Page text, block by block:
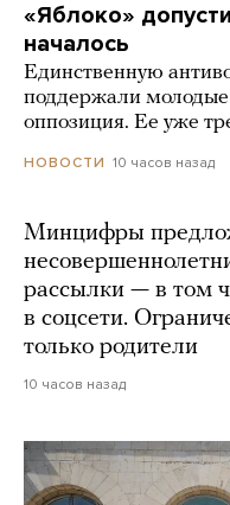
«Яблоко»
началось
Единственную
поддержали молодые
оппозиция. Ее уже
НОВОСТИ 10 часов назад
Минцифры
рассылки — в том
в соцсети.
только родители
10 часов назад